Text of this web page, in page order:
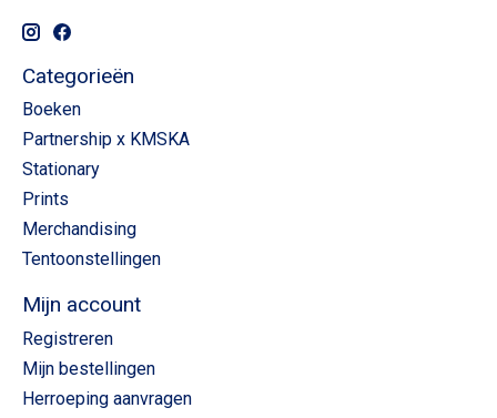
Categorieën
Boeken
Partnership x KMSKA
Stationary
Prints
Merchandising
Tentoonstellingen
Mijn account
Registreren
Mijn bestellingen
Herroeping aanvragen